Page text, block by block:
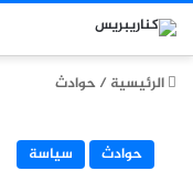
الرئيسية/حوادث
حوادث سياسة